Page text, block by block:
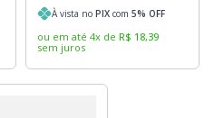
À vista no PIX com 5% OFF
ou em até 4x de R$ 18,39
sem juros